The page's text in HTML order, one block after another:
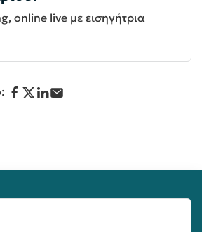
online live με εισηγήτρια